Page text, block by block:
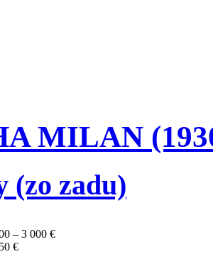
MILAN
(zo zadu)
– 3 000 €
€